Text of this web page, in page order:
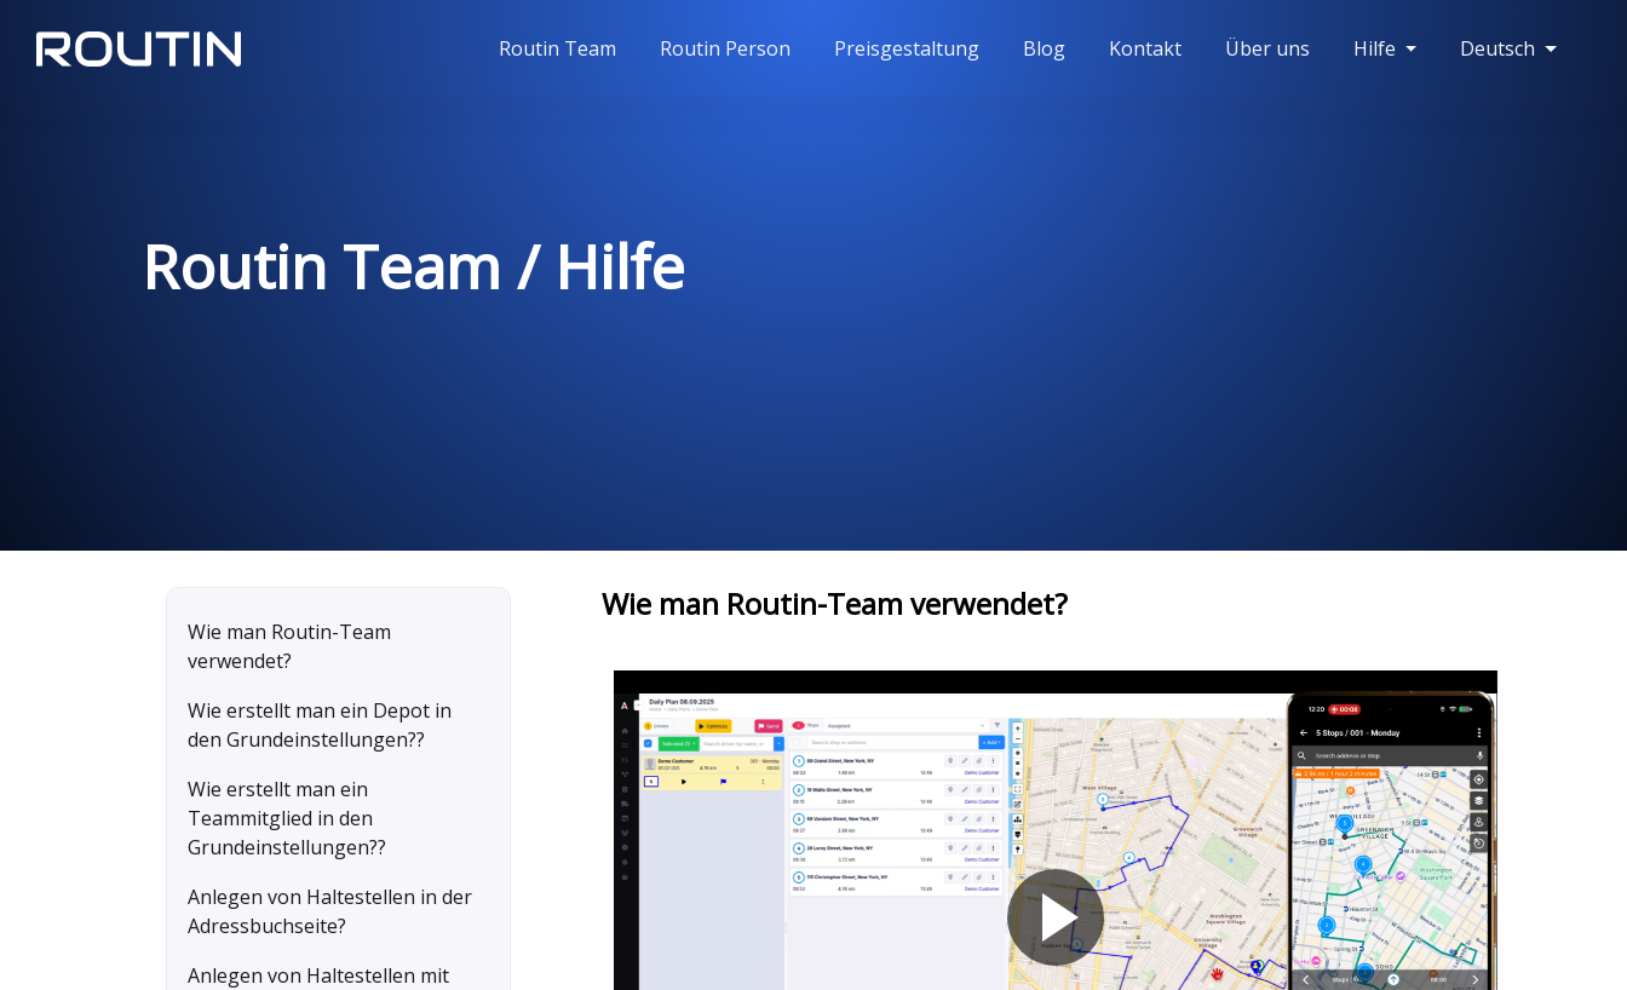
Routin Team Routin Person Preisgestaltung Blog Kontakt Über uns Hilfe Deutsch
Routin Team / Hilfe
Wie man Routin-Team
verwendet?
Wie erstellt man ein Depot in
den Grundeinstellungen??
Wie erstellt man ein
Teammitglied in den
Grundeinstellungen??
Anlegen von Haltestellen in der
Adressbuchseite?
Anlegen von Haltestellen mit
Wie man Routin-Team verwendet?